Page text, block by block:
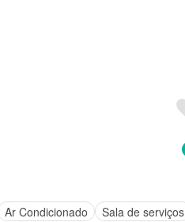
Ar Condicionado
Sala de serviços